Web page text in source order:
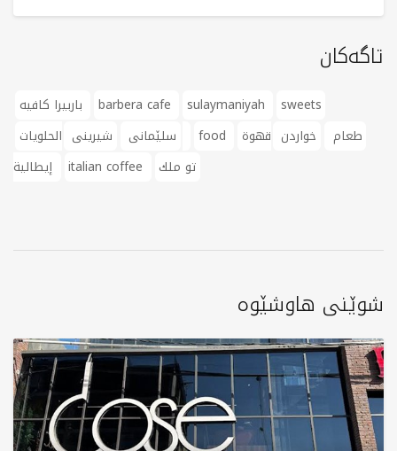
تاگەکان
barbera cafe sulaymaniyah
sweets
سلێمانی
شیرینی food طعام خواردن قهوة
italian coffee تو ملك
شوێنی هاوشێوە